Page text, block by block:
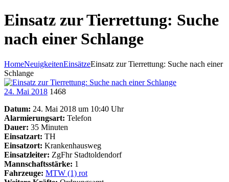
Einsatz zur Tierrettung: Suche
nach einer Schlange
HomeNeuigkeitenEinsätzeEinsatz zur Tierrettung: Suche nach einer
Schlange
24. Mai 2018 1468
Datum: 24. Mai 2018 um 10:40 Uhr
Alarmierungsart: Telefon
Dauer: 35 Minuten
Einsatzart: TH
Einsatzort: Krankenhausweg
Einsatzleiter: ZgFhr Stadtoldendorf
Mannschaftsstärke: 1
Fahrzeuge: MTW (1) rot